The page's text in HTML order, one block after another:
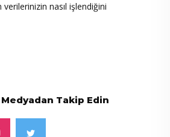
verilerinizin nasıl işlendiğini
Takip Edin